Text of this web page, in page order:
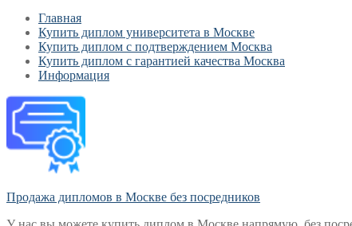
Главная
Купить диплом университета в Москве
Купить диплом с подтверждением Москва
Купить диплом с гарантией качества Москва
Информация
Продажа дипломов в Москве без посредников